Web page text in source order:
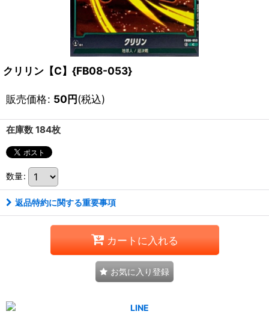
クリリン【C】{FB08-053}
販売価格: 50円(税込)
在庫数 184枚
数量:
返品特約に関する重要事項
カートに入れる
お気に入り登録